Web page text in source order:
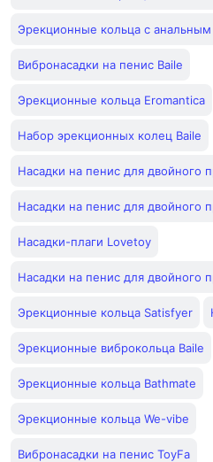
Эрекционные кольца с
Вибронасадки на пенис Baile
Эрекционные кольца Eromantica
Набор эрекционных колец Baile
Насадки на пенис для двойного
Насадки на пенис для двойного
Насадки-плаги Lovetoy
Насадки на пенис для двойного
Эрекционные кольца Satisfyer
Эрекционные виброкольца Baile
Эрекционные кольца Bathmate
Эрекционные кольца We-vibe
Вибронасадки на пенис ToyFa